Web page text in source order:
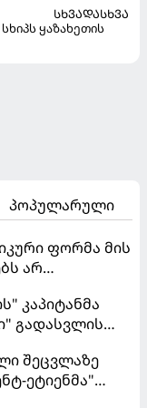
ᲡᲮᲕᲐᲓᲐᲡᲮᲕᲐ
ყაზახეთის
პოპულარული
ფორმა მის
არ
კაპიტანმა
გადასვლის
შეცვლაზე
ეტიენმა"